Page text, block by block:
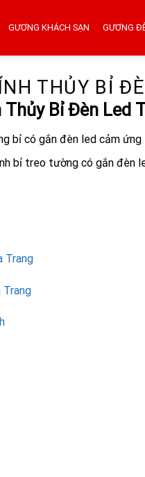
GƯƠNG KHÁCH SẠN GƯƠNG
THỦY BỈ
Thủy Bỉ Đèn Led
bỉ có gắn đèn led cảm
bỉ treo tường có gắn đèn
Trang